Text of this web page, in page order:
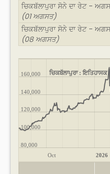
ਚਿਕਬੱਲਾਪੁਰਾ ਸੋਨੇ ਦਾ ਰੇਟ -
(01 ਅਗਸਤ)
ਚਿਕਬੱਲਾਪੁਰਾ ਸੋਨੇ ਦਾ ਰੇਟ -
(08 ਅਗਸਤ)
ਚਿਕਬੱਲਾਪੁਰਾ :
Oct 2026
80,000
100,000
120,000
140,000
160,000